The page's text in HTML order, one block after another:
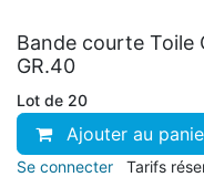
Bande courte Toile
GR.40
Lot de 20
Ajouter au
Se connecter Tarifs